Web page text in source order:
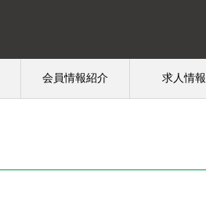
会員情報紹介 求人情報